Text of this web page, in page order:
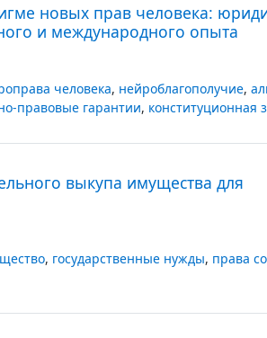
новых прав человека:
и международного опыта
человека, нейроблагополучие,
правовые гарантии, конституционная
выкупа имущества для
, государственные нужды, права